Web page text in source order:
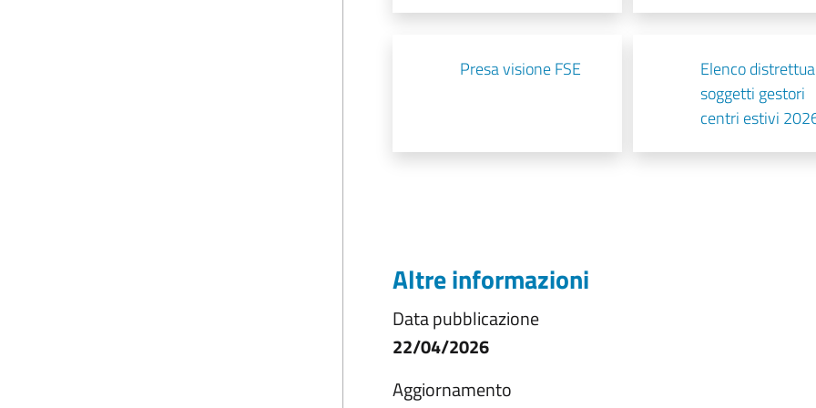
Presa visione FSE
Elenco
soggetti gestori
centri estivi
Altre informazioni
Data pubblicazione
22/04/2026
Aggiornamento